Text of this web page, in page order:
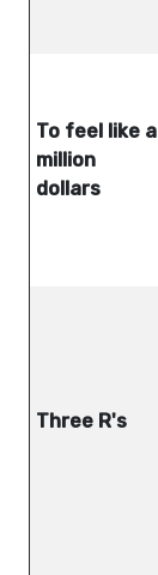
To feel like a
million
dollars
Three R's